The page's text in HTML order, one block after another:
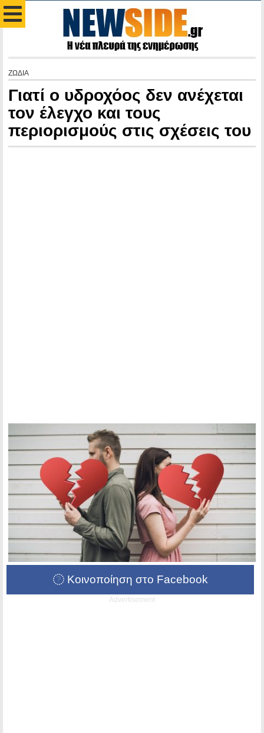
ΖΩΔΙΑ
Γιατί ο υδροχόος δεν ανέχεται
τον έλεγχο και τους
περιορισμούς στις σχέσεις του
Κοινοποίηση στο Facebook
Advertisement